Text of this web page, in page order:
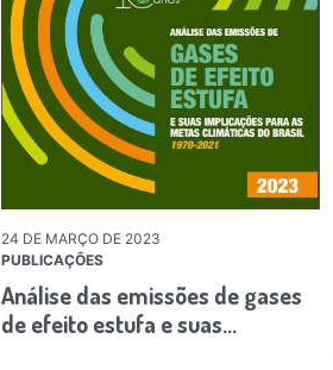
24 DE MARÇO DE 2023
PUBLICAÇÕES
Análise das emissões de gases
de efeito estufa e suas…